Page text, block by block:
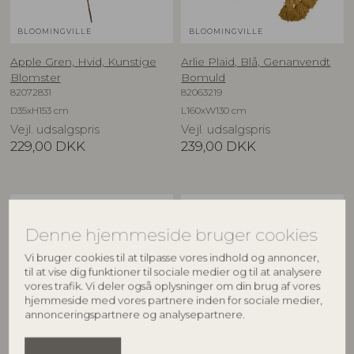
Denne hjemmeside bruger cookies
Vi bruger cookies til at tilpasse vores indhold og annoncer,
til at vise dig funktioner til sociale medier og til at analysere
vores trafik. Vi deler også oplysninger om din brug af vores
hjemmeside med vores partnere inden for sociale medier,
annonceringspartnere og analysepartnere.
BLOOMINGVILLE
Apple Gren, Hvid, Kunstige
Blomster
82072831
D35xH153 cm
Vejl. udsalgspris
229,00 DKK
BLOOMINGVILLE
Arlie Plaid, Blå, Genanvendt
Bomuld
82063219
L160xW130 cm
Vejl. udsalgspris
239,00 DKK